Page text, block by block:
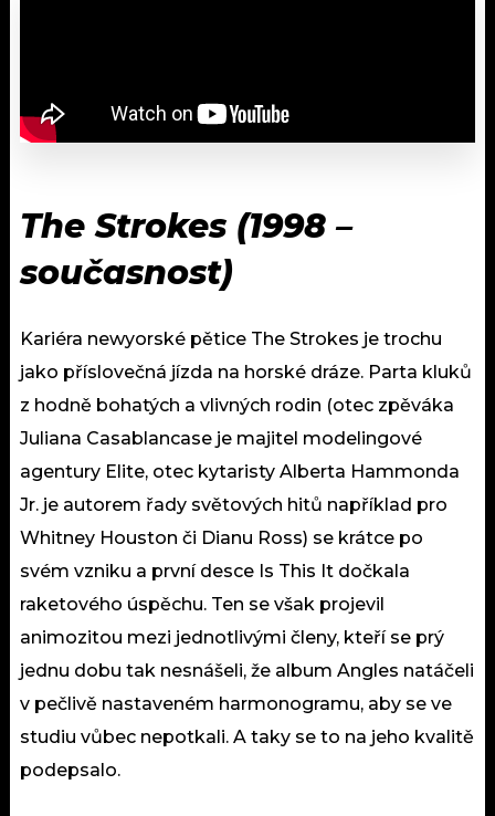
The Strokes (1998 –
současnost)
Kariéra newyorské pětice The Strokes je trochu
jako příslovečná jízda na horské dráze. Parta kluků
z hodně bohatých a vlivných rodin (otec zpěváka
Juliana Casablancase je majitel modelingové
agentury Elite, otec kytaristy Alberta Hammonda
Jr. je autorem řady světových hitů například pro
Whitney Houston či Dianu Ross) se krátce po
svém vzniku a první desce Is This It dočkala
raketového úspěchu. Ten se však projevil
animozitou mezi jednotlivými členy, kteří se prý
jednu dobu tak nesnášeli, že album Angles natáčeli
v pečlivě nastaveném harmonogramu, aby se ve
studiu vůbec nepotkali. A taky se to na jeho kvalitě
podepsalo.